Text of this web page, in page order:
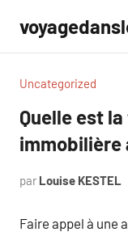
contenu
Uncategorized
Quelle est
immobilière
par Louise KESTEL
Faire appel à une